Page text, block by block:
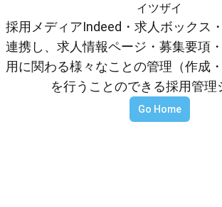
イツザイ
採用メディアIndeed・求人ボックス
連携し、求人情報ページ・募集要項
用に関わる様々なことの管理（作成
を行うことのできる採用管理
Go Home